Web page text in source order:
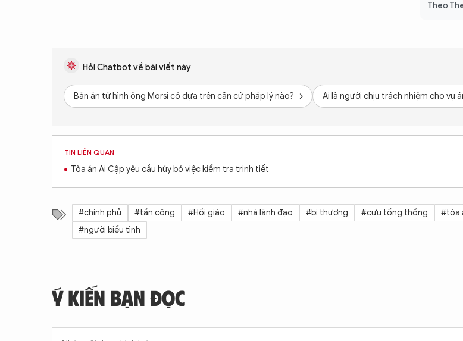
Theo
Hỏi Chatbot về bài viết này
Bản án tử hình ông Morsi có dựa trên căn cứ pháp lý nào? Ai là người chịu trách nhiệm cho vụ
TIN LIÊN QUAN
Tòa án Ai Cập yêu cầu hủy bỏ việc kiểm tra trinh tiết
#chính phủ #tấn công #Hồi giáo #nhà lãnh đạo #bị thương #cựu tổng thống
#tòa
#người biểu tình
Ý KIẾN BẠN ĐỌC